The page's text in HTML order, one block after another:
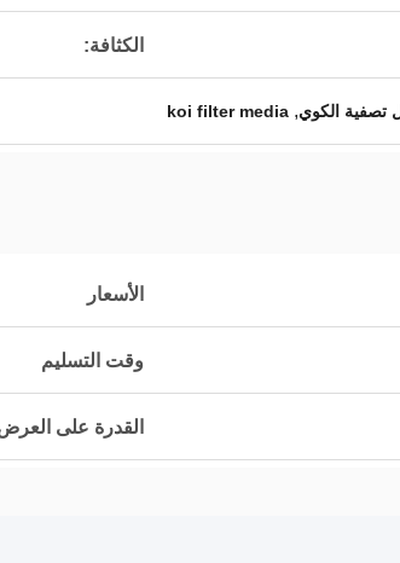
الكثافة:
تصفية الكوي,
koi filter media
الأسعار
وقت التسليم
القدرة على